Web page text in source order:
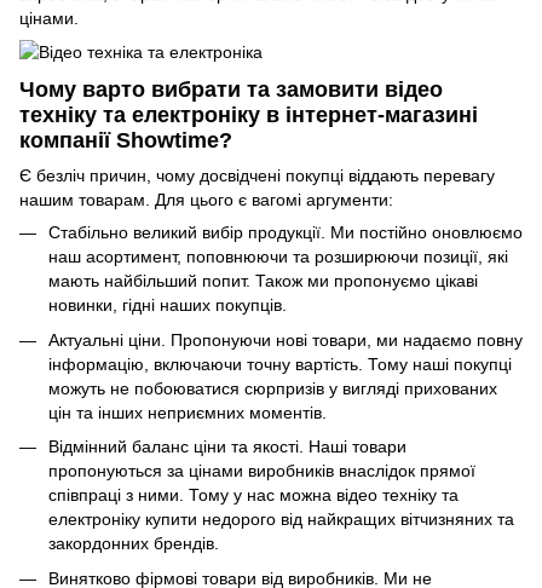
цінами.
Чому варто вибрати та замовити відео
техніку та електроніку в інтернет-магазині
компанії Showtime?
Є безліч причин, чому досвідчені покупці віддають перевагу
нашим товарам. Для цього є вагомі аргументи:
Стабільно великий вибір продукції. Ми постійно оновлюємо
наш асортимент, поповнюючи та розширюючи позиції, які
мають найбільший попит. Також ми пропонуємо цікаві
новинки, гідні наших покупців.
Актуальні ціни. Пропонуючи нові товари, ми надаємо повну
інформацію, включаючи точну вартість. Тому наші покупці
можуть не побоюватися сюрпризів у вигляді прихованих
цін та інших неприємних моментів.
Відмінний баланс ціни та якості. Наші товари
пропонуються за цінами виробників внаслідок прямої
співпраці з ними. Тому у нас можна відео техніку та
електроніку купити недорого від найкращих вітчизняних та
закордонних брендів.
Винятково фірмові товари від виробників. Ми не